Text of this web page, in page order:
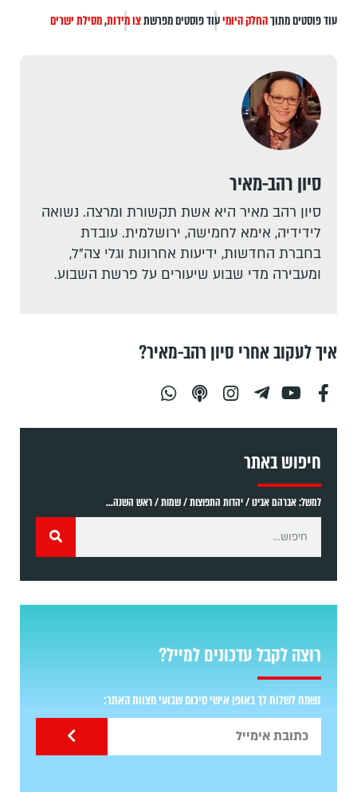
עוד פוסטים מתוךהחלק היומיעוד פוסטים מפרשתצומידות,מסילת ישרים
סיון רהב-מאיר
סיון רהב מאיר היא אשת תקשורת ומרצה. נשואה
לידידיה, אימא לחמישה, ירושלמית. עובדת
בחברת החדשות, ידיעות אחרונות וגלי צה"ל,
ומעבירה מדי שבוע שיעורים על פרשת השבוע.
איך לעקוב אחרי סיון רהב-מאיר?
חיפוש באתר
למשל: אברהם אבינו / יהדות התפוצות / שמות / ראש השנה...
רוצה לקבל עדכונים למייל?
נשמח לשלוח לך באופן אישי סיכום שבועי מצוות האתר: